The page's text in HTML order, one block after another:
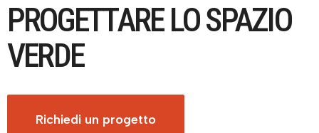
PROGETTARE LO SPAZIO
VERDE
Richiedi un progetto